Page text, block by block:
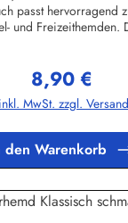
passt hervorragend
und Freizeithemden.
GmbHHeglitzer
Regulärer Preis:
8,90 €
MwSt. zzgl.
den Warenkorb